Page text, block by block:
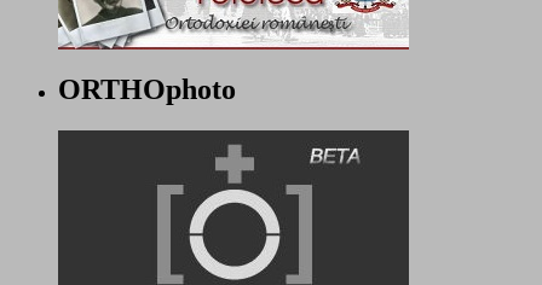
ORTHOphoto